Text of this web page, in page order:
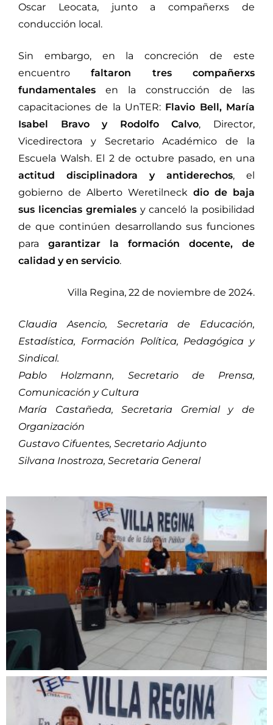
Oscar Leocata, junto a compañerxs de
conducción local.
Sin embargo, en la concreción de este
encuentrofaltaron tres compañerxs
fundamentales en la construcción de las
capacitaciones de la UnTER: Flavio Bell, María
Isabel Bravo y Rodolfo Calvo, Director,
Vicedirectora y Secretario Académico de la
Escuela Walsh. El 2 de octubre pasado, en una
actitud disciplinadora y antiderechos, el
gobierno de Alberto Weretilneck dio de baja
sus licencias gremialesy canceló la posibilidad
de que continúen desarrollando sus funciones
para garantizar la formación docente, de
calidad y en servicio.
Villa Regina, 22 de noviembre de 2024.
Claudia Asencio, Secretaria de Educación,
Estadística, Formación Política, Pedagógica y
Sindical.
Pablo Holzmann, Secretario de Prensa,
Comunicación y Cultura
María Castañeda, Secretaria Gremial y de
Organización
Gustavo Cifuentes, Secretario Adjunto
Silvana Inostroza, Secretaria General